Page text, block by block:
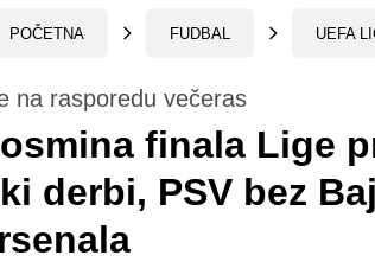
POČETNA FUDBAL UEFA
na rasporedu večeras
finala Lige
derbi, PSV bez